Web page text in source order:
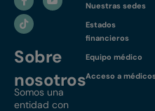
Sobre
nosotros
Somos una
entidad con
Nuestras sedes
Estados
financieros
Equipo médico
Acceso a